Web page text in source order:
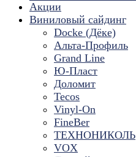
Акции
Виниловый сайдинг
Docke (Дёке)
Альта-Профиль
Grand Line
Ю-Пласт
Доломит
Tecos
Vinyl-On
FineBer
ТЕХНОНИКОЛЬ
VOX